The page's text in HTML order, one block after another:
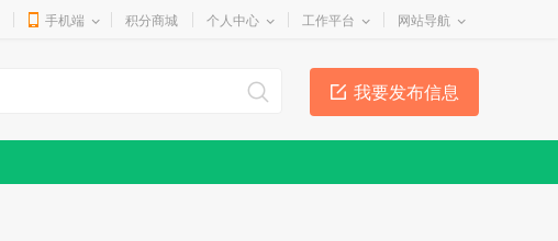
手机端 积分商城 个人中心 工作平台 网站导航
我要发布信息